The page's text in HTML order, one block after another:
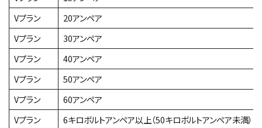
Vプラン
20アンペア
Vプラン
30アンペア
Vプラン
40アンペア
Vプラン
50アンペア
Vプラン
60アンペア
Vプラン
6キロボルトアンペア以上（50キロボルトアンペア未満）